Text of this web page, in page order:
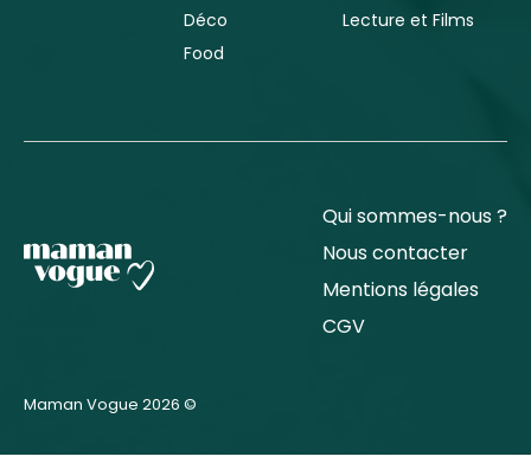
Déco
Food
Lecture et Films
Qui sommes-nous ?
Nous contacter
Mentions légales
CGV
Maman Vogue 2026 ©